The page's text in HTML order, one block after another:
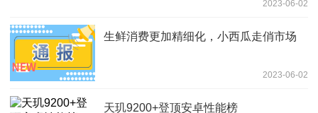
2023-06-02
生鲜消费更加精细化，小西瓜走俏市场
2023-06-02
天玑9200+登顶安卓性能榜